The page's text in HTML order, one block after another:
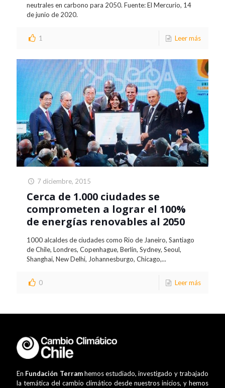
neutrales en carbono para 2050. Fuente: El Mercurio, 14
de junio de 2020.
1 Leer más
7 diciembre, 2015
Cerca de 1.000 ciudades se
comprometen a lograr el 100%
de energías renovables al 2050
1000 alcaldes de ciudades como Rio de Janeiro, Santiago
de Chile, Londres, Copenhague, Berlin, Sydney, Seoul,
Shanghai, New Delhi, Johannesburgo, Chicago,...
0 Leer más
En Fundación Terramhemos estudiado, investigado y trabajado
la temática del cambio climático desde nuestros inicios, y hemos